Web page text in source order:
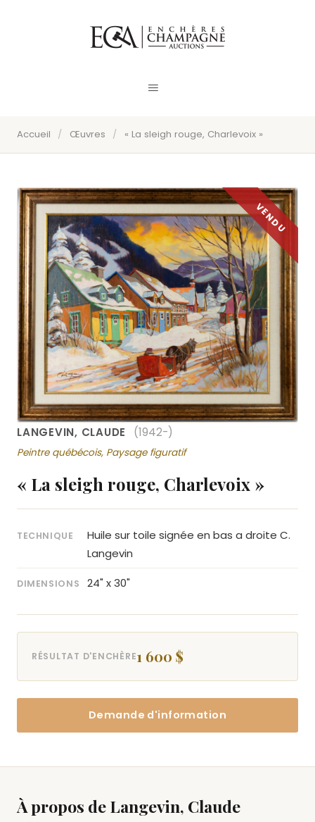
Accueil / Œuvres / « La sleigh rouge, Charlevoix »
LANGEVIN, CLAUDE (1942-)
Peintre québécois, Paysage figuratif
« La sleigh rouge, Charlevoix »
TECHNIQUE
Huile sur toile signée en bas a droite C.
Langevin
DIMENSIONS 24" x 30"
RÉSULTAT D'ENCHÈRE1 600 $
Demande d'information
À propos de Langevin, Claude